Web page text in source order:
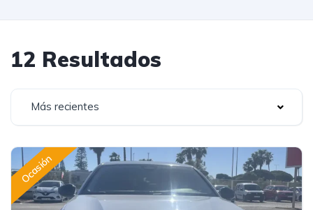
12 Resultados
Más recientes
Ocasión